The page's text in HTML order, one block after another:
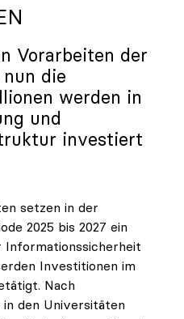
Vorarbeiten der
die
werden in
und
investiert
setzen in der
2025 bis 2027 ein
Informationssicherheit
Investitionen im
Nach
den Universitäten